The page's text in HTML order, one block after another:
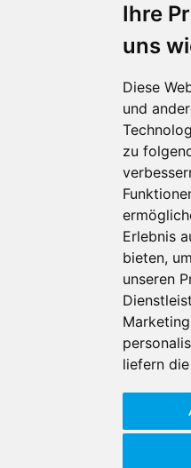
Ihre
uns
Diese
und
zu
Erlebnis
bieten,
unseren
liefern
Für
Für